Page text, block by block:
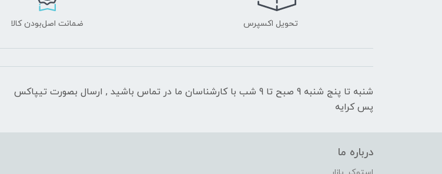
تحویل اکسپرس ضمانت اصل‌بودن کالا
شنبه تا پنج شنبه 9 صبح تا 9 شب با کارشناسان ما در تماس باشید , ارسال بصورت تیپاکس
پس کرایه
درباره ما